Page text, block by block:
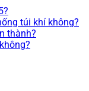
túi khí không?
thành?